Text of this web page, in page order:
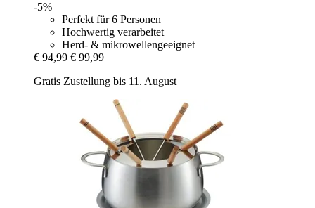
-5%
Perfekt für 6 Personen
Hochwertig verarbeitet
Herd- & mikrowellengeeignet
€ 94,99 € 99,99
Gratis Zustellung bis 11. August